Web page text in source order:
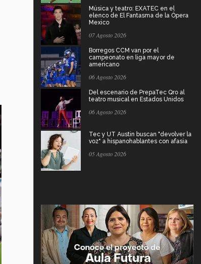
Música y teatro: EXATEC en el
elenco de El Fantasma de la Ópera
Mexico
07 Agosto 2026
Borregos CCM van por el
campeonato en liga mayor de
americano
06 Agosto 2026
Del escenario de PrepaTec Qro al
teatro musical en Estados Unidos
06 Agosto 2026
Tec y UT Austin buscan "devolver la
voz" a hispanohablantes con afasia
05 Agosto 2026